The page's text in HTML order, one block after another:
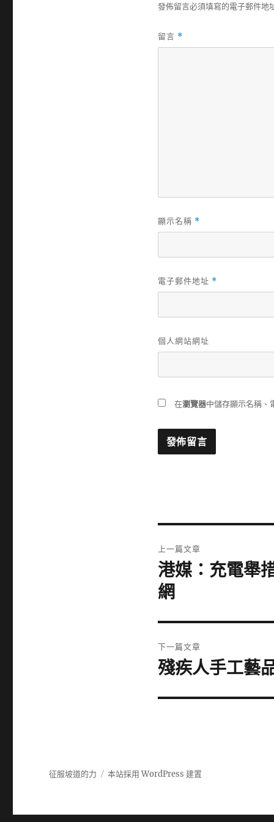
發佈留言必須填寫的電子郵件地
留言 *
顯示名稱 *
電子郵件地址 *
個人網站網址
在瀏覽器中儲存顯示名稱、
章
導
上一篇文章
上
一
篇
文
港媒：充電舉
網
下一篇文章
下
篇
殘疾人手工藝
征服坡道的力 本站採用 WordPress 建置